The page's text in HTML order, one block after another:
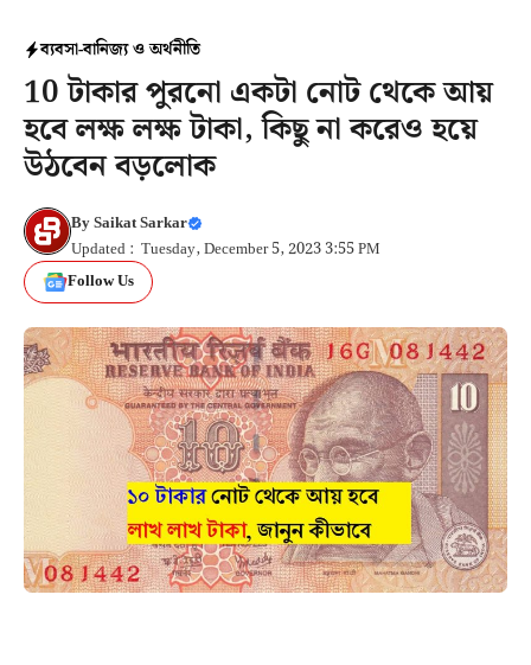
ব্যবসা-বানিজ্য ও অর্থনীতি
10 টাকার পুরনো একটা নোট থেকে আয়
হবে লক্ষ লক্ষ টাকা, কিছু না করেও হয়ে
উঠবেন বড়লোক
BySaikat Sarkar
Updated : Tuesday, December 5, 2023 3:55 PM
Follow Us